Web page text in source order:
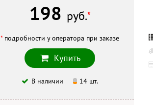
198 руб.*
*подробности у оператора при заказе
Купить
В наличии 14 шт.